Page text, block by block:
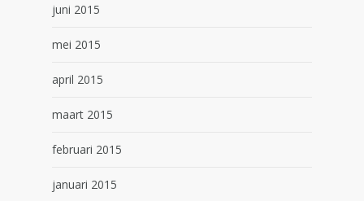
juni 2015
mei 2015
april 2015
maart 2015
februari 2015
januari 2015